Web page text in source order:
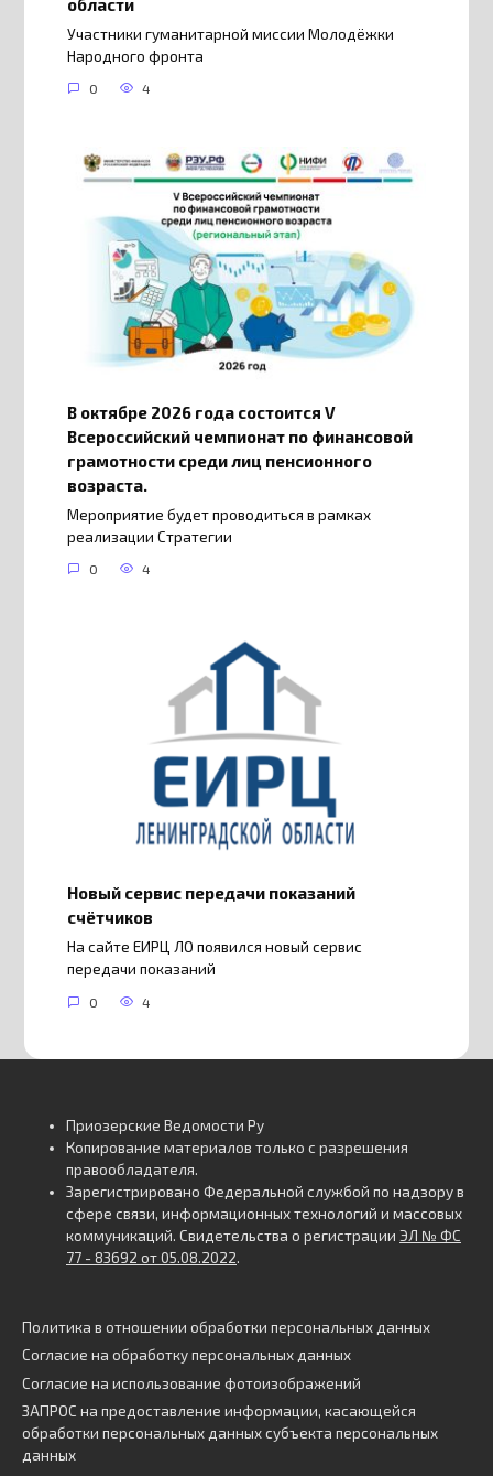
области
Участники гуманитарной миссии Молодёжки
Народного фронта
0 4
В октябре 2026 года состоится V
Всероссийский чемпионат по финансовой
грамотности среди лиц пенсионного
возраста.
Мероприятие будет проводиться в рамках
реализации Стратегии
0 4
Новый сервис передачи показаний
счётчиков
На сайте ЕИРЦ ЛО появился новый сервис
передачи показаний
0 4
Приозерские Ведомости Ру
Копирование материалов только с разрешения
правообладателя.
Зарегистрировано Федеральной службой по надзору в
сфере связи, информационных технологий и массовых
коммуникаций. Свидетельства о регистрации ЭЛ № ФС
77 - 83692 от 05.08.2022.
Политика в отношении обработки персональных данных
Согласие на обработку персональных данных
Согласие на использование фотоизображений
ЗАПРОС на предоставление информации, касающейся
обработки персональных данных субъекта персональных
данных